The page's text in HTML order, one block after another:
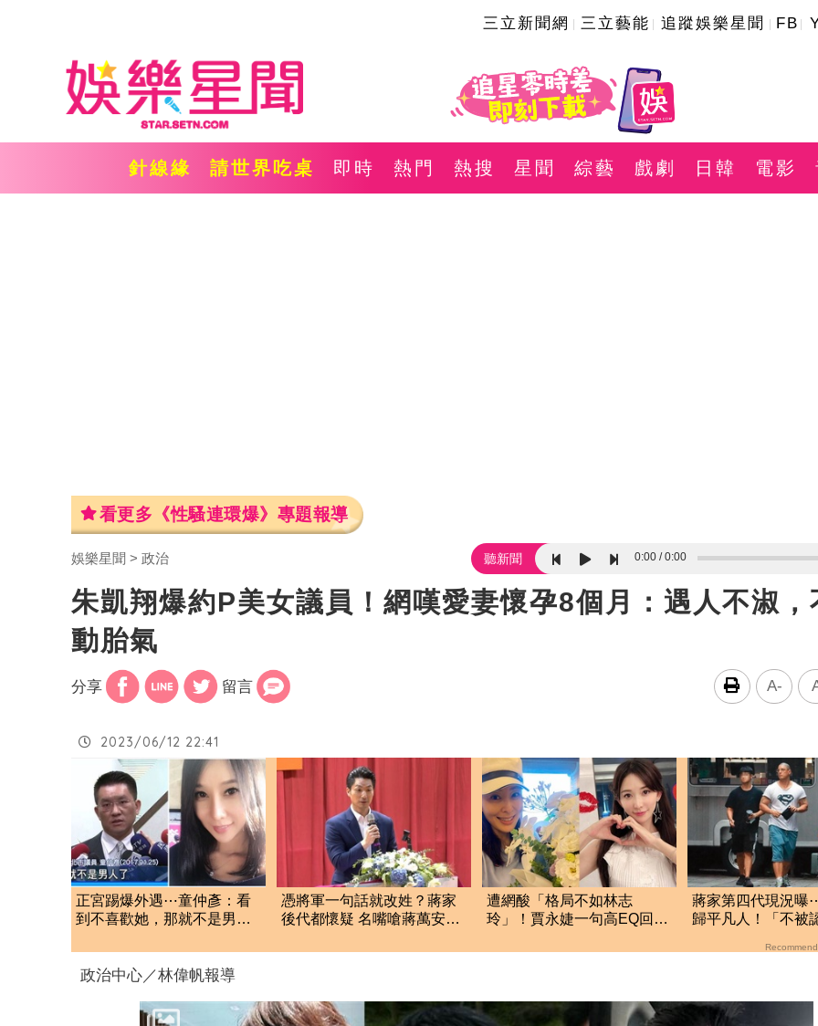
三立新聞網 三立藝能 追蹤娛樂星聞 FB
針線緣 請世界吃桌 即時 熱門 熱搜 星聞 綜藝 戲劇 日韓 電影
看更多《性騷連環爆》專題報導
娛樂星聞 政治 聽新聞 0:00 0:00
朱凱翔爆約P美女議員！網嘆愛妻懷孕8個月：遇人不淑，
動胎氣
分享 留言 A-
2023/06/12 22:41
正宮踢爆外遇⋯童仲彥：看
到不喜歡她，那就不是男
憑將軍一句話就改姓？蔣家
後代都懷疑 名嘴嗆蔣萬安快
遭網酸「格局不如林志
玲」！賈永婕一句高EQ回
蔣家第四代現況曝
歸平凡人！「不被
政治中心／林偉帆報導